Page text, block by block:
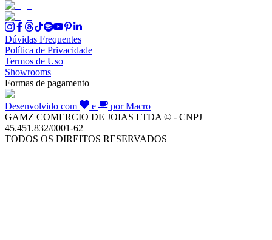
Dúvidas Frequentes
Política de Privacidade
Termos de Uso
Showrooms
Formas de pagamento
Desenvolvido com e
por Macro
GAMZ COMERCIO DE JOIAS LTDA © - CNPJ
45.451.832/0001-62
TODOS OS DIREITOS RESERVADOS